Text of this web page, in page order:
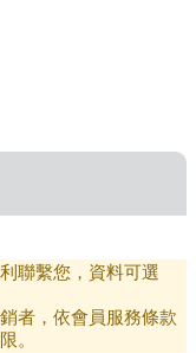
聯繫您，資料可選
者，依會員服務條款
。